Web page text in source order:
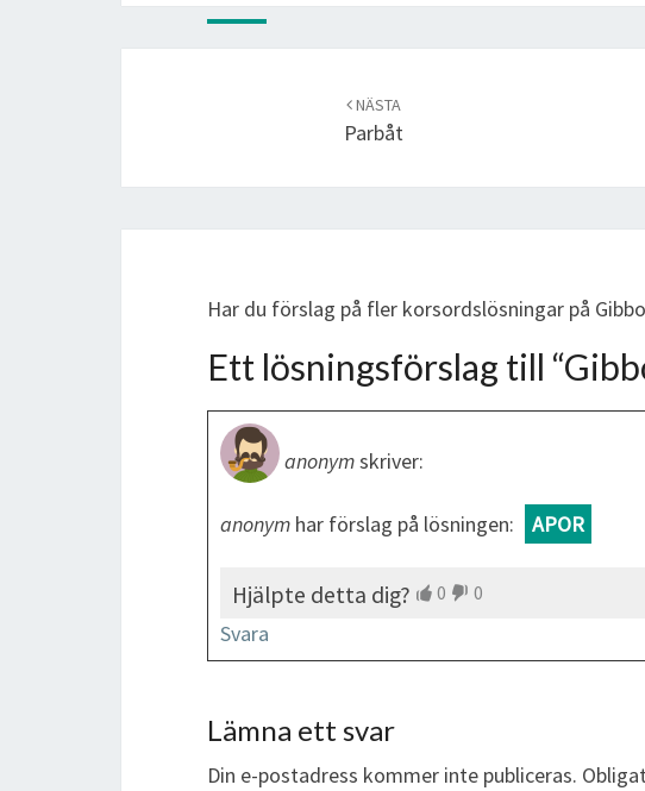
NÄSTA
Parbåt
Har du förslag på fler korsordslösningar på
Ett lösningsförslag till “
anonymskriver:
anonym har förslag på lösningen: APOR
Hjälpte detta dig? 0 0
Svara
Lämna ett svar
Din e-postadress kommer inte publiceras.